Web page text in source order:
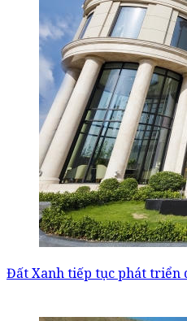
Đất Xanh tiếp tục phát triển